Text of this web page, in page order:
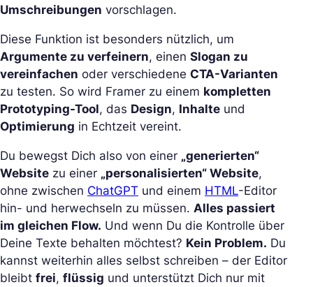
Umschreibungen vorschlagen.
Diese Funktion ist besonders nützlich, um
Argumente zu verfeinern, einen Slogan zu
vereinfachen oder verschiedene CTA-Varianten
zu testen. So wird Framer zu einem kompletten
Prototyping-Tool, das Design, Inhalte und
Optimierung in Echtzeit vereint.
Du bewegst Dich also von einer „generierten“
Website zu einer „personalisierten“ Website,
ohne zwischen ChatGPT und einem HTML-Editor
hin- und herwechseln zu müssen. Alles passiert
im gleichen Flow. Und wenn Du die Kontrolle über
Deine Texte behalten möchtest? Kein Problem. Du
kannst weiterhin alles selbst schreiben – der Editor
bleibt frei, flüssig und unterstützt Dich nur mit